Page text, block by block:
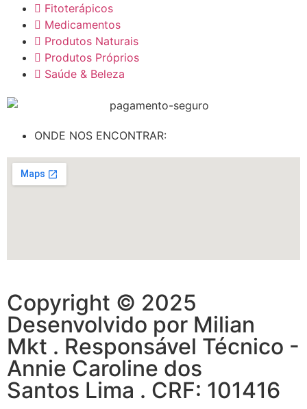
Fitoterápicos
Medicamentos
Produtos Naturais
Produtos Próprios
Saúde & Beleza
ONDE NOS ENCONTRAR:​
Copyright © 2025
Desenvolvido por Milian
Mkt . Responsável Técnico -
Annie Caroline dos
Santos Lima . CRF: 101416